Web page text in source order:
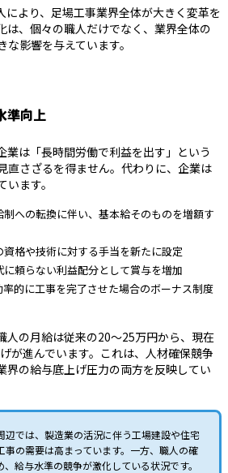
により、足場工事業界全体が大きく変革を
は、個々の職人だけでなく、業界全体の
影響を与えています。
準向上
業は「長時間労働で利益を出す」という
直さざるを得ません。代わりに、企業は
ます。
制への転換に伴い、基本給そのものを増額す
資格や技術に対する手当を新たに設定
に頼らない利益配分として賞与を増加
率的に工事を完了させた場合のボーナス制度
人の月給は従来の20～25万円から、現在
が進んでいます。これは、人材確保競争
界の給与底上げ圧力の両方を反映してい
辺では、製造業の活況に伴う工場建設や住宅
事の需要は高まっています。一方、職人の確
給与水準の競争が激化している状況です。